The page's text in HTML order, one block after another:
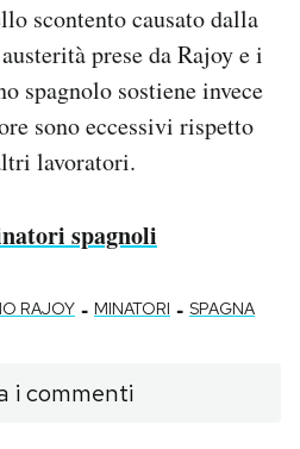
scontento causato dalla
prese da Rajoy e i
spagnolo sostiene invece
sono eccessivi rispetto
lavoratori.
spagnoli
RAJOY - MINATORI - SPAGNA
i commenti